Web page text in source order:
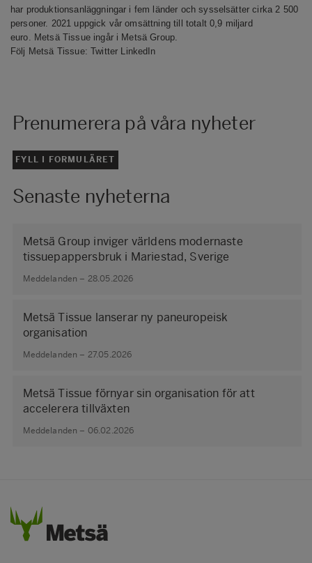
har produktionsanläggningar i fem länder och sysselsätter cirka 2 500
personer. 2021 uppgick vår omsättning till totalt 0,9 miljard
euro. Metsä Tissue ingår i Metsä Group.
Följ Metsä Tissue:Twitter LinkedIn
Prenumerera på våra nyheter
FYLL I FORMULÄRET
Senaste nyheterna
Metsä Group inviger världens modernaste
tissuepappersbruk i Mariestad, Sverige
Meddelanden – 28.05.2026
Metsä Tissue lanserar ny paneuropeisk
organisation
Meddelanden – 27.05.2026
Metsä Tissue förnyar sin organisation för att
accelerera tillväxten
Meddelanden – 06.02.2026